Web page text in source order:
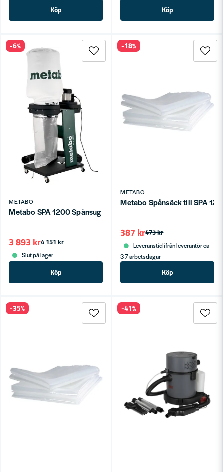
Köp Köp
METABO
Metabo SPA 1200 Spånsug 65 liter 1600 Pa
4 151 kr
3 893 kr
Slut på lager
Köp
-6%
METABO
Metabo Spånsäck till SPA
473 kr
387 kr
Leveranstid ifrån leverantör ca
3-7 arbetsdagar
Köp
-18%
-35% -41%